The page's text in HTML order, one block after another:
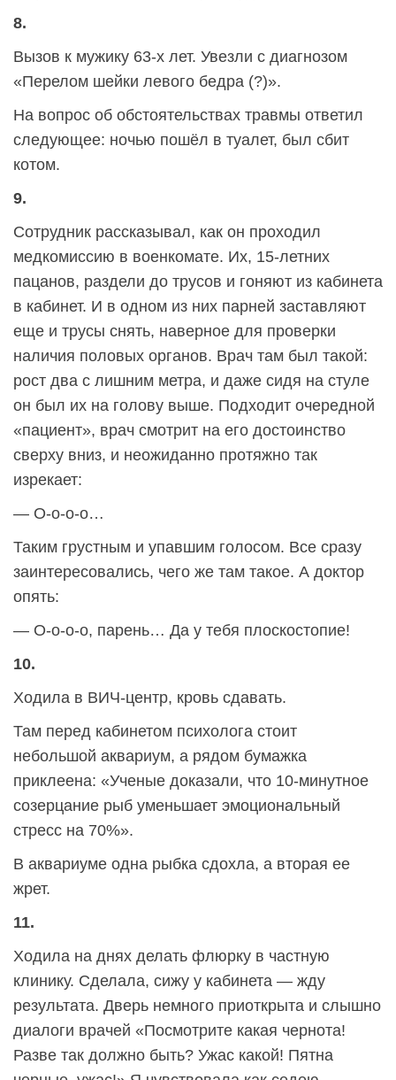
8.
Вызов к мужику 63-х лет. Увезли с диагнозом
«Перелом шейки левого бедра (?)».
На вопрос об обстоятельствах травмы ответил
следующее: ночью пошёл в туалет, был сбит
котом.
9.
Сотрудник рассказывал, как он проходил
медкомиссию в военкомате. Их, 15-летних
пацанов, раздели до трусов и гоняют из кабинета
в кабинет. И в одном из них парней заставляют
еще и трусы снять, наверное для проверки
наличия половых органов. Врач там был такой:
рост два с лишним метра, и даже сидя на стуле
он был их на голову выше. Подходит очередной
«пациент», врач смотрит на его достоинство
сверху вниз, и неожиданно протяжно так
изрекает:
— О-о-о-о…
Таким грустным и упавшим голосом. Все сразу
заинтересовались, чего же там такое. А доктор
опять:
— О-о-о-о, парень… Да у тебя плоскостопие!
10.
Ходила в ВИЧ-центр, кровь сдавать.
Там перед кабинетом психолога стоит
небольшой аквариум, а рядом бумажка
приклеена: «Ученые доказали, что 10-минутное
созерцание рыб уменьшает эмоциональный
стресс на 70%».
В аквариуме одна рыбка сдохла, а вторая ее
жрет.
11.
Ходила на днях делать флюрку в частную
клинику. Сделала, сижу у кабинета — жду
результата. Дверь немного приоткрыта и слышно
диалоги врачей «Посмотрите какая чернота!
Разве так должно быть? Ужас какой! Пятна